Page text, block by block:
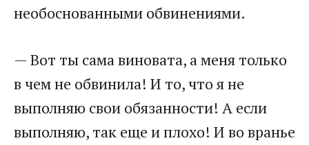
необоснованными обвинениями.
— Вот ты сама виновата, а меня только
в чем не обвинила! И то, что я не
выполняю свои обязанности! А если
выполняю, так еще и плохо! И во вранье